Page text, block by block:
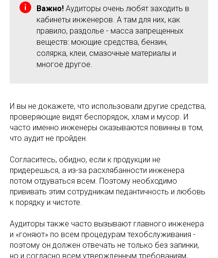
Важно! Аудиторы очень любят заходить в
кабинеты инженеров. А там для них, как
правило, раздолье - масса запрещенных
веществ: моющие средства, бензин,
солярка, клеи, смазочные материалы и
многое другое.
И вы не докажете, что использовали другие средства,
проверяющие видят беспорядок, хлам и мусор. И
часто именно инженеры оказываются повинны в том,
что аудит не пройден.
Согласитесь, обидно, если к продукции не
придерешься, а из-за расхлябанности инженера
потом отдуваться всем. Поэтому необходимо
прививать этим сотрудникам педантичность и любовь
к порядку и чистоте.
Аудиторы также часто вызывают главного инженера
и «гоняют» по всем процедурам техобслуживания -
поэтому он должен отвечать не только без запинки,
но и согласно всем утвержденным требованиям,